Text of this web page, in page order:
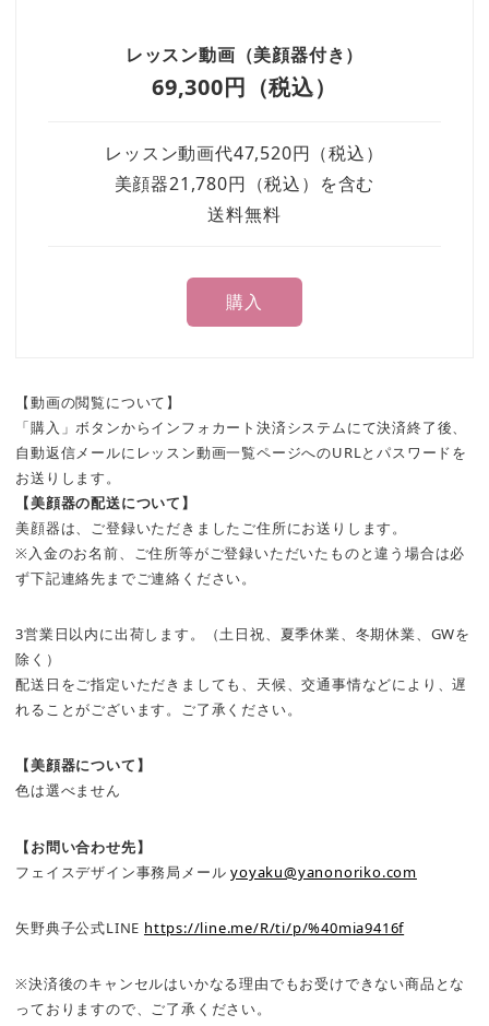
レッスン動画（美顔器付き）
69,300円（税込）
レッスン動画代47,520円（税込）
美顔器21,780円（税込）を含む
送料無料
購入
【動画の閲覧について】
「購入」ボタンからインフォカート決済システムにて決済終了後、
自動返信メールにレッスン動画一覧ページへのURLとパスワードを
お送りします。
【美顔器の配送について】
美顔器は、ご登録いただきましたご住所にお送りします。
※入金のお名前、ご住所等がご登録いただいたものと違う場合は必
ず下記連絡先までご連絡ください。
3営業日以内に出荷します。（土日祝、夏季休業、冬期休業、GWを
除く）
配送日をご指定いただきましても、天候、交通事情などにより、遅
れることがございます。ご了承ください。
【美顔器について】
色は選べません
【お問い合わせ先】
フェイスデザイン事務局メールyoyaku@yanonoriko.com
矢野典子公式LINE https://line.me/R/ti/p/%40mia9416f
※決済後のキャンセルはいかなる理由でもお受けできない商品とな
っておりますので、ご了承ください。